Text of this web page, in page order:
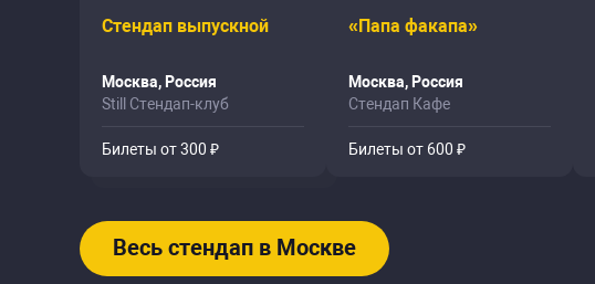
Стендап выпускной
Москва, Россия
Still Стендап-клуб
Билеты от 300 ₽
«Папа факапа»
Москва, Россия
Стендап Кафе
Билеты от 600 ₽
Весь стендап в Москве